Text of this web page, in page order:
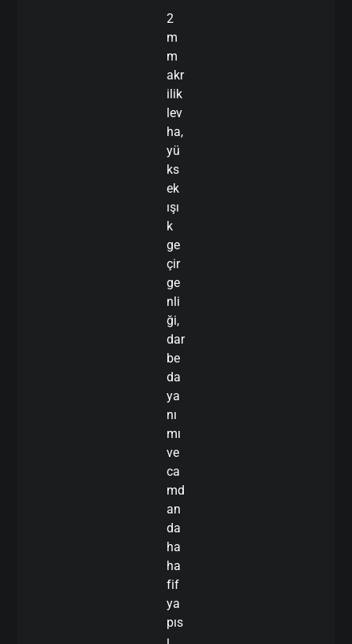
2
m
m
akr
ilik
lev
ha,
yü
ks
ek
ışı
k
ge
çir
ge
nli
ği,
dar
be
da
ya
nı
mı
ve
ca
md
an
da
ha
ha
fif
ya
pıs
ı